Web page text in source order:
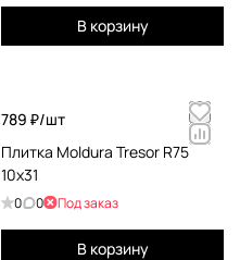
В корзину
789 ₽/шт
Плитка Moldura Tresor R75
10x31
0 0 Под заказ
В корзину